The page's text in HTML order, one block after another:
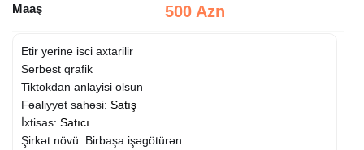
Maaş 500 Azn
Etir yerine isci axtarilir
Serbest qrafik
Tiktokdan anlayisi olsun
Fəaliyyət sahəsi: Satış
İxtisas: Satıcı
Şirkət növü: Birbaşa işəgötürən